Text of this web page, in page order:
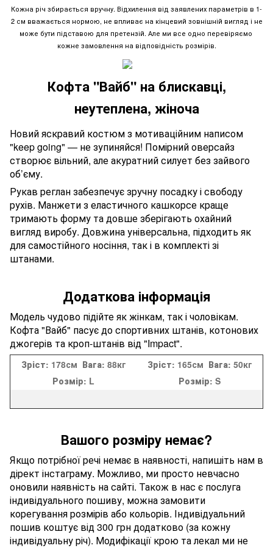
Кожна річ збирається вручну. Відхилення від заявлених параметрів в 1-
2 см вважається нормою, не впливає на кінцевий зовнішній вигляд і не
може бути підставою для претензій. Але ми все одно перевіряємо
кожне замовлення на відповідність розмірів.
Кофта "Вайб" на блискавці,
неутеплена, жіноча
Новий яскравий костюм з мотиваційним написом
"keep going" — не зупиняйся! Помірний оверсайз
створює вільний, але акуратний силует без зайвого
об’єму.
Рукав реглан забезпечує зручну посадку і свободу
рухів. Манжети з еластичного кашкорсе краще
тримають форму та довше зберігають охайний
вигляд виробу. Довжина універсальна, підходить як
для самостійного носіння, так і в комплекті зі
штанами.
Додаткова інформація
Модель чудово підійте як жінкам, так і чоловікам.
Кофта "Вайб" пасує до спортивних штанів, котонових
джогерів та кроп-штанів від "Impact".
Зріст: 178см Вага: 88кг
Розмір: L
Зріст: 165см Вага: 50кг
Розмір: S
Вашого розміру немає?
Якщо потрібної речі немає в наявності, напишіть нам в
дірект інстаграму. Можливо, ми просто невчасно
оновили наявність на сайті. Також в нас є послуга
індивідуального пошиву, можна замовити
корегування розмірів або кольорів. Індивідуальний
пошив коштує від 300 грн додатково (за кожну
індивідуальну річ). Модифікації крою та лекал ми не